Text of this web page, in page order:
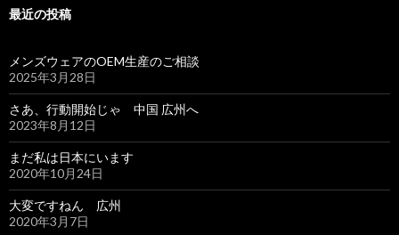
最近の投稿
メンズウェアのOEM生産のご相談
2025年3月28日
さあ、行動開始じゃ 中国 広州へ
2023年8月12日
まだ私は日本にいます
2020年10月24日
大変ですねん 広州
2020年3月7日